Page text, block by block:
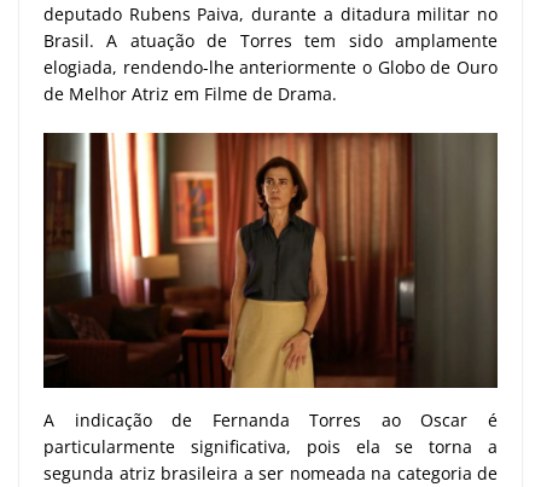
deputado Rubens Paiva, durante a ditadura militar no
Brasil. A atuação de Torres tem sido amplamente
elogiada, rendendo-lhe anteriormente o Globo de Ouro
de Melhor Atriz em Filme de Drama.
A indicação de Fernanda Torres ao Oscar é
particularmente significativa, pois ela se torna a
segunda atriz brasileira a ser nomeada na categoria de